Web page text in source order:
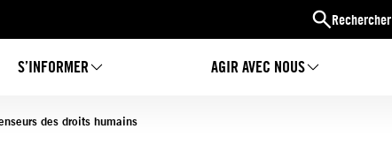
Rechercher
S’INFORMER AGIR AVEC NOUS
des droits humains